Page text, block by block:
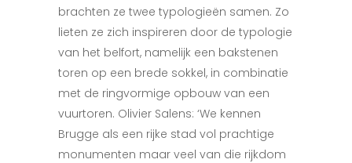
brachten ze twee typologieën samen. Zo
lieten ze zich inspireren door de typologie
van het belfort, namelijk een bakstenen
toren op een brede sokkel, in combinatie
met de ringvormige opbouw van een
vuurtoren. Olivier Salens: ‘We kennen
Brugge als een rijke stad vol prachtige
monumenten maar veel van die rijkdom